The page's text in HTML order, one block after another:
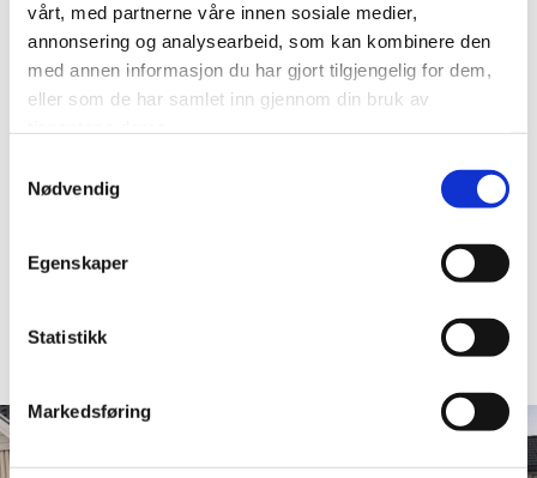
vårt, med partnerne våre innen sosiale medier,
annonsering og analysearbeid, som kan kombinere den
med annen informasjon du har gjort tilgjengelig for dem,
eller som de har samlet inn gjennom din bruk av
Nødvendig
Egenskaper
Statistikk
Markedsføring
Vi tilbyr soping av parkeringsplasser, gårdsplasser, lagre
og andre uteområder.
Borettslag
terrasser og andre uteområder, samt soping av innkjørsler